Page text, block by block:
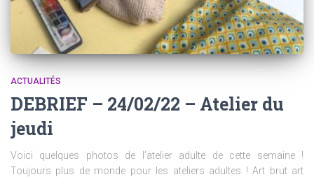
ACTUALITÉS
DEBRIEF – 24/02/22 – Atelier du
jeudi
Voici quelques photos de l’atelier adulte de cette semaine !
Toujours plus de monde pour les ateliers adultes ! Art brut art